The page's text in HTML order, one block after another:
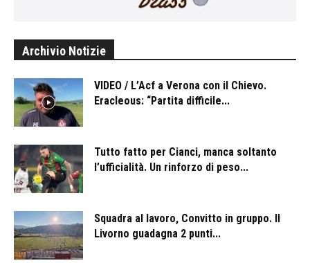
Archivio Notizie
VIDEO / L’Acf a Verona con il Chievo.
Eracleous: “Partita difficile...
Tutto fatto per Cianci, manca soltanto
l’ufficialità. Un rinforzo di peso...
Squadra al lavoro, Convitto in gruppo. Il
Livorno guadagna 2 punti...